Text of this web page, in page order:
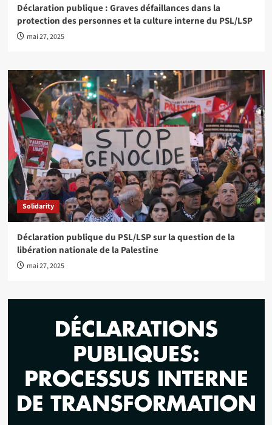
Déclaration publique : Graves défaillances dans la
protection des personnes et la culture interne du PSL/LSP
mai 27, 2025
Solidarity
Déclaration publique du PSL/LSP sur la question de la
libération nationale de la Palestine
mai 27, 2025